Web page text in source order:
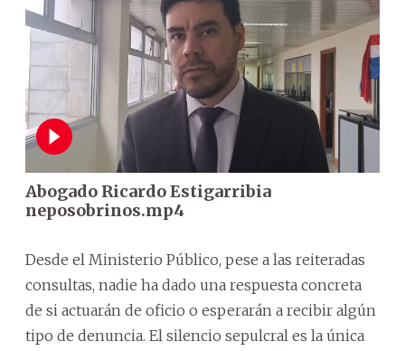
Abogado Ricardo Estigarribia
neposobrinos.mp4
Desde el Ministerio Público, pese a las reiteradas
consultas, nadie ha dado una respuesta concreta
de si actuarán de oficio o esperarán a recibir algún
tipo de denuncia. El silencio sepulcral es la única